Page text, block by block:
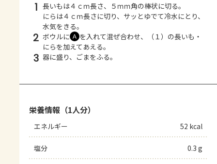
1 長いもは４ｃｍ長さ、５ｍｍ角の棒状に切る。
にらは４ｃｍ長さに切り、サッとゆでて冷水にとり、
水気をきる。
2 ボウルに Ａ を入れて混ぜ合わせ、（１）の長いも・
にらを加えてあえる。
3 器に盛り、ごまをふる。
栄養情報（1人分）
エネルギー 52 kcal
塩分 0.3 g